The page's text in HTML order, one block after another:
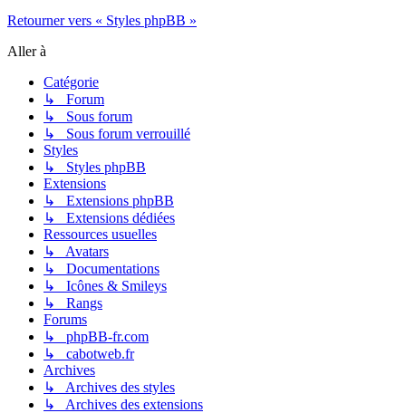
Retourner vers « Styles phpBB »
Aller à
Catégorie
↳ Forum
↳ Sous forum
↳ Sous forum verrouillé
Styles
↳ Styles phpBB
Extensions
↳ Extensions phpBB
↳ Extensions dédiées
Ressources usuelles
↳ Avatars
↳ Documentations
↳ Icônes & Smileys
↳ Rangs
Forums
↳ phpBB-fr.com
↳ cabotweb.fr
Archives
↳ Archives des styles
↳ Archives des extensions